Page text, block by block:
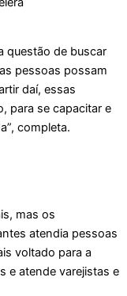
questão de buscar
pessoas possam
daí, essas
para se capacitar e
completa.
mas os
atendia pessoas
voltado para a
e atende varejistas e